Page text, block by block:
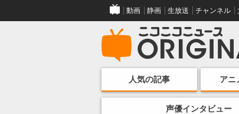
動画 静画 生放送 チャンネル
人気の記事 アニ
声優インタビュー